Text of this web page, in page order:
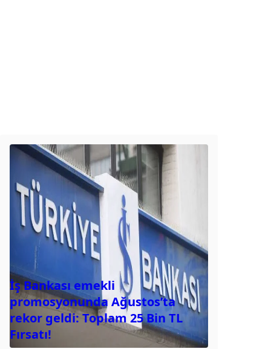
İş Bankası emekli
promosyonunda Ağustos’ta
rekor geldi: Toplam 25 Bin TL
Fırsatı!